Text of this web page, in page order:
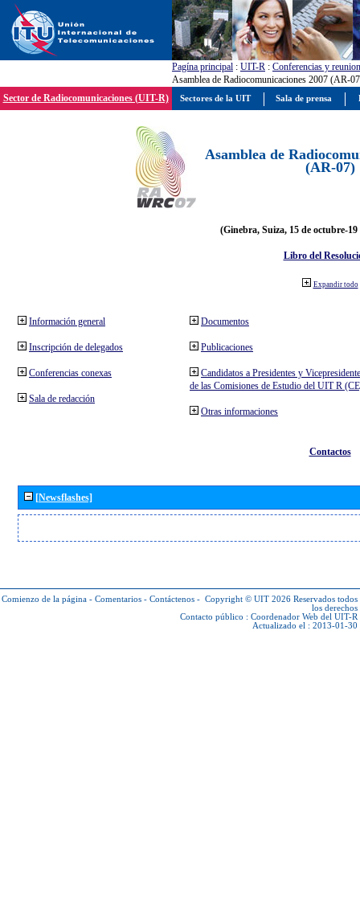
Pagína principal : UIT-R : Conferencias y
Asamblea de Radiocomunicaciones 2007 (AR-
Sector de Radiocomunicaciones (UIT-R)
Asamblea de
(AR-07)
(Ginebra, Suiza, 15 de octubre-19
Libro del
Expandir todo
Información general
Inscripción de delegados
Conferencias conexas
Sala de redacción
Documentos
Publicaciones
Candidatos a Presidentes y
de las Comisiones de Estudio del UIT R
Otras informaciones
Contactos
[Newsflashes]
Comienzo de la página - Comentarios - Contáctenos - Copyright © UIT 2026 Reservados todos
los derechos
Contacto público : Coordenador Web del UIT-R
Actualizado el : 2013-01-30
Sectores de la UIT Sala de prensa